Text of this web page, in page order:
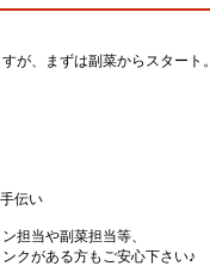
が、まずは副菜からスタート。
伝い
担当や副菜担当等、
クがある方もご安心下さい♪